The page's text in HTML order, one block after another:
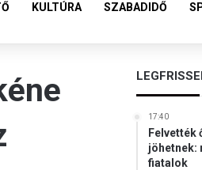
KULTÚRA SZABADIDŐ
17:40
Felvették
jöhetnek:
fiatalok